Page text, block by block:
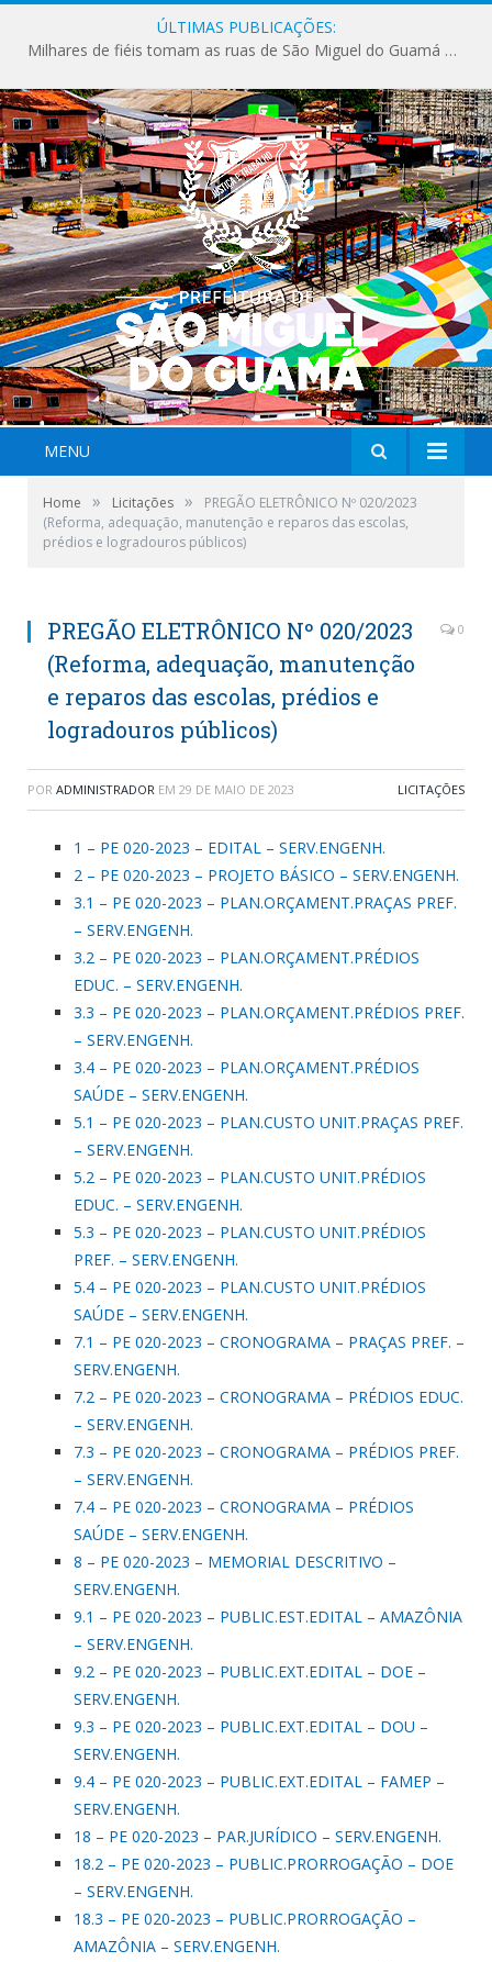
ÚLTIMAS PUBLICAÇÕES:
Milhares de fiéis tomam as ruas de São Miguel do Guamá em uma grande celebração de fé na Marcha para Jesus 2026.
MENU
Home » Licitações »
PREGÃO ELETRÔNICO Nº 020/2023
(Reforma, adequação, manutenção e reparos das escolas,
prédios e logradouros públicos)
PREGÃO ELETRÔNICO Nº 020/2023
(Reforma, adequação, manutenção
e reparos das escolas, prédios e
logradouros públicos)
0
POR ADMINISTRADOR EM 29 DE MAIO DE 2023 LICITAÇÕES
1 – PE 020-2023 – EDITAL – SERV.ENGENH.
2 – PE 020-2023 – PROJETO BÁSICO – SERV.ENGENH.
3.1 – PE 020-2023 – PLAN.ORÇAMENT.PRAÇAS PREF.
– SERV.ENGENH.
3.2 – PE 020-2023 – PLAN.ORÇAMENT.PRÉDIOS
EDUC. – SERV.ENGENH.
3.3 – PE 020-2023 – PLAN.ORÇAMENT.PRÉDIOS PREF.
– SERV.ENGENH.
3.4 – PE 020-2023 – PLAN.ORÇAMENT.PRÉDIOS
SAÚDE – SERV.ENGENH.
5.1 – PE 020-2023 – PLAN.CUSTO UNIT.PRAÇAS PREF.
– SERV.ENGENH.
5.2 – PE 020-2023 – PLAN.CUSTO UNIT.PRÉDIOS
EDUC. – SERV.ENGENH.
5.3 – PE 020-2023 – PLAN.CUSTO UNIT.PRÉDIOS
PREF. – SERV.ENGENH.
5.4 – PE 020-2023 – PLAN.CUSTO UNIT.PRÉDIOS
SAÚDE – SERV.ENGENH.
7.1 – PE 020-2023 – CRONOGRAMA – PRAÇAS PREF. –
SERV.ENGENH.
7.2 – PE 020-2023 – CRONOGRAMA – PRÉDIOS EDUC.
– SERV.ENGENH.
7.3 – PE 020-2023 – CRONOGRAMA – PRÉDIOS PREF.
– SERV.ENGENH.
7.4 – PE 020-2023 – CRONOGRAMA – PRÉDIOS
SAÚDE – SERV.ENGENH.
8 – PE 020-2023 – MEMORIAL DESCRITIVO –
SERV.ENGENH.
9.1 – PE 020-2023 – PUBLIC.EST.EDITAL – AMAZÔNIA
– SERV.ENGENH.
9.2 – PE 020-2023 – PUBLIC.EXT.EDITAL – DOE –
SERV.ENGENH.
9.3 – PE 020-2023 – PUBLIC.EXT.EDITAL – DOU –
SERV.ENGENH.
9.4 – PE 020-2023 – PUBLIC.EXT.EDITAL – FAMEP –
SERV.ENGENH.
18 – PE 020-2023 – PAR.JURÍDICO – SERV.ENGENH.
18.2 – PE 020-2023 – PUBLIC.PRORROGAÇÃO – DOE
– SERV.ENGENH.
18.3 – PE 020-2023 – PUBLIC.PRORROGAÇÃO –
AMAZÔNIA – SERV.ENGENH.